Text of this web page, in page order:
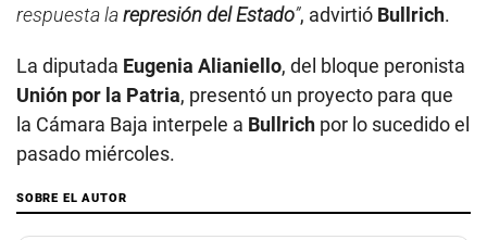
respuesta larepresión del Estado”, advirtió Bullrich.
La diputada Eugenia Alianiello, del bloque peronista
Unión por la Patria, presentó un proyecto para que
la Cámara Baja interpele a Bullrich por lo sucedido el
pasado miércoles.
SOBRE EL AUTOR